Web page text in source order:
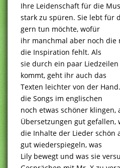
Ihre Leidenschaft für die
stark zu spüren. Sie lebt für
gern tun möchte, wofür
ihr manchmal aber noch die
die Inspiration fehlt. Als
sie durch ein paar
kommt, geht ihr auch das
Texten leichter von der
die Songs im englischen
noch etwas schöner
Übersetzungen gut gefallen,
die Inhalte der Lieder schön
gut wiederspiegeln, was
Lily bewegt und was sie